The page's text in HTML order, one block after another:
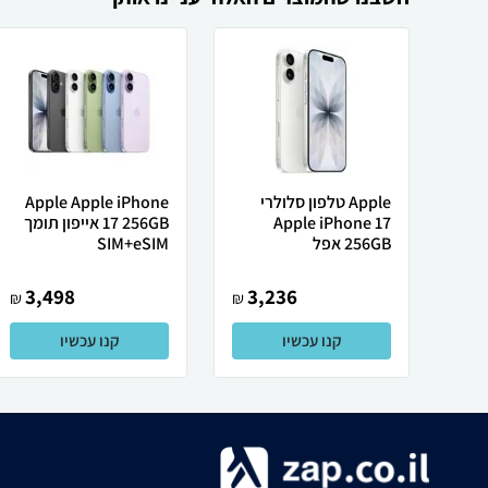
Apple טלפון סלולרי
Apple iPhone 17
256GB אפל
3,236
₪
קנו עכשיו
Apple Apple iPhone
17 256GB אייפון תומך
SIM+eSIM
3,498
₪
קנו עכשיו